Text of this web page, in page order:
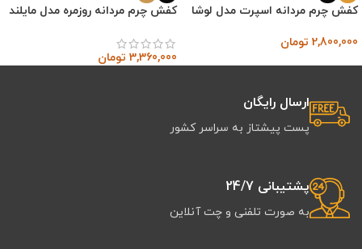
کفش چرم مردانه اسپرت مدل لوشا
2,800,000 تومان
کفش چرم مردانه روزمره مدل مایلند
3,360,000 تومان
ارسال رایگان
پست پیشتاز به سراسر کشور
پشتیبانی 24/7
به صورت تلفنی و چت آنلاین